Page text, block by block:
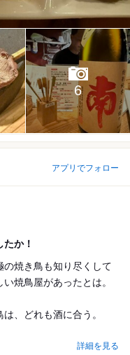
6
アプリでフォロー
か！
焼き鳥も知り尽くして
焼鳥屋があったとは。
、どれも酒に合う。
詳細を見る